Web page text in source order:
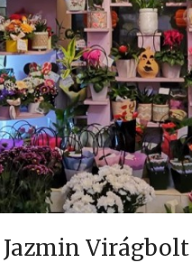
Virágbolt